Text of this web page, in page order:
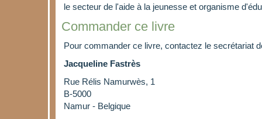
le secteur de l'aide à la jeunesse et organisme
Commander ce livre
Pour commander ce livre, contactez le secrétariat
Jacqueline Fastrès
Rue Rélis Namurwès, 1
B-5000
Namur - Belgique